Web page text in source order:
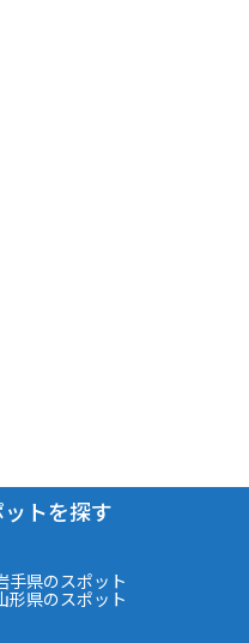
トを探す
手県のスポット
形県のスポット